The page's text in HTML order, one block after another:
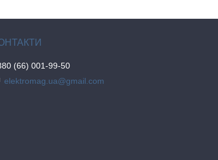
(66) 001-99-50
elektromag.ua@gmail.com